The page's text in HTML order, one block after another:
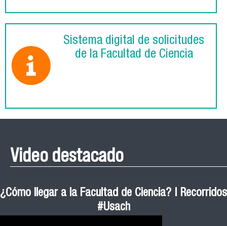
Sistema digital de solicitudes
de la Facultad de Ciencia
Video destacado
¿Cómo llegar a la Facultad de Ciencia? | Recorridos
#Usach